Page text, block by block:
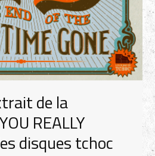
de la
REALLY
disques tchoc